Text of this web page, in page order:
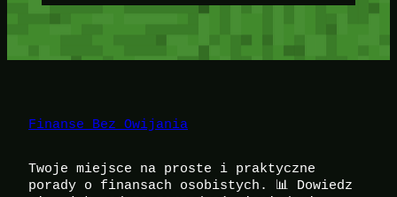
Finanse Bez Owijania
Twoje miejsce na proste i praktyczne
porady o finansach osobistych. 📊 Dowiedz